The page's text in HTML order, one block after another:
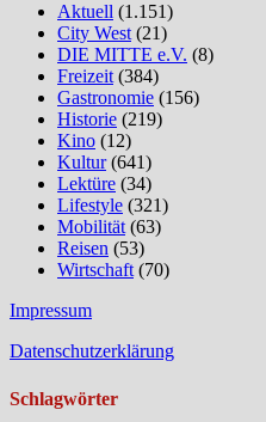
Aktuell (1.151)
City West(21)
DIE MITTE e.V. (8)
Freizeit(384)
Gastronomie (156)
Historie (219)
Kino (12)
Kultur(641)
Lektüre (34)
Lifestyle (321)
Mobilität(63)
Reisen (53)
Wirtschaft(70)
Impressum
Datenschutzerklärung
Schlagwörter